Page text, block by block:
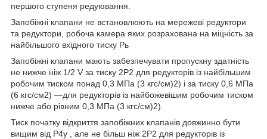
першого ступеня редуювання.
Запобіжні клапани не встановлюють на мережеві редуктори
та редуктори, робоча камера яких розрахована на міцність за
найбільшого вхідного тиску Рь
Запобіжні клапани мають забезпечувати пропускну здатність
не нижче ніж 1/2 V за тиску 2Р2 для редукторів із найбільшим
робочим тиском понад 0,3 МПа (3 кгс/см)2) і за тиску 0,6 МПа
(6 кгс/см2) —для редукторів із найбожевішим робочим тиском
нижче або рівним 0,3 МПа (3 кгс/см)2).
Тиск початку відкриття запобіжних клапанів довжинно бути
вищим від Р4у , але не більш ніж 2Р2 для редукторів із